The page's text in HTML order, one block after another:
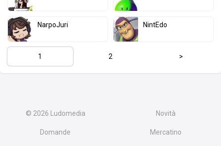
NarpoJuri NintEdo
1 2 >
© 2026 Ludomedia Novità
Domande Mercatino